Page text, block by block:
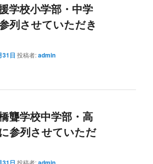
学校小学部・中学
列させていただき
31日 投稿者:admin
聾学校中学部・高
参列させていただ
投稿者: